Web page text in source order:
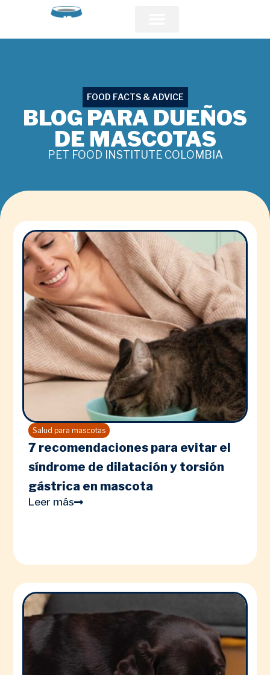
FOOD FACTS & ADVICE
BLOG PARA DUEÑOS
DE MASCOTAS
PET FOOD INSTITUTE COLOMBIA
Salud para mascotas
7 recomendaciones para evitar el
síndrome de dilatación y torsión
gástrica en mascota
Leer más